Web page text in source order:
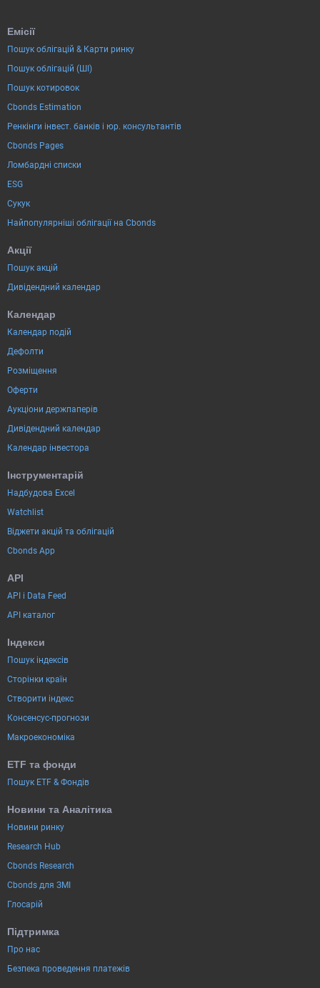
Емісії
Пошук облігацій & Карти ринку
Пошук облігацій (ШІ)
Пошук котировок
Cbonds Estimation
Ренкінги інвест. банків і юр. консультантів
Cbonds Pages
Ломбардні списки
ESG
Сукук
Найпопулярніші облігації на Cbonds
Акції
Пошук акцій
Дивідендний календар
Календар
Календар подій
Дефолти
Розміщення
Оферти
Аукціони держпаперів
Дивідендний календар
Календар інвестора
Інструментарій
Надбудова Excel
Watchlist
Віджети акцій та облігацій
Cbonds App
API
API і Data Feed
API каталог
Індекси
Пошук індексів
Сторінки країн
Створити індекс
Консенсус-прогнози
Макроекономіка
ETF та фонди
Пошук ETF & Фондів
Новини та Аналітика
Новини ринку
Research Hub
Cbonds Research
Cbonds для ЗМІ
Глосарій
Підтримка
Про нас
Безпека проведення платежів